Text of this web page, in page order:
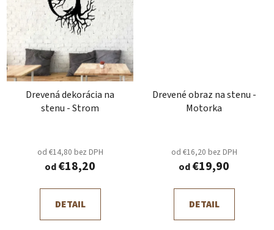
Drevená dekorácia na
stenu - Strom
od €14,80 bez DPH
od€18,20
DETAIL
Drevené obraz na stenu -
Motorka
od €16,20 bez DPH
od€19,90
DETAIL